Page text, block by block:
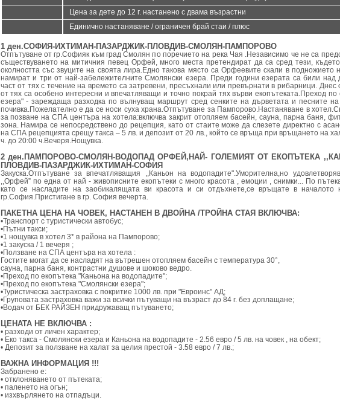
Цена за дете до 12 г. настанено с двама възрастни
Единично настаняване / ограничен брай стаи / плюс
1 ден.СОФИЯ-ИХТИМАН-ПАЗАРДЖИК-ПЛОВДИВ-СМОЛЯН-ПАМПОРОВО
Отпътуване от гр.Софияк към град Смолян по поречието на река Чая .Независимо че не са
съществуването на митичния певец Орфей, много места претендират да са сред тези,
околността със звуците на своята лира.Едно такова място са Орфеевите скали в
намират и три от най-забележителните Смолянски езера. Преди години езерата са били над
част от тях с течение на времето са затревени, пресъхнали или превърнати в рибарници. Днес
от тях са особено интересни и впечатляващи и точно покрай тях върви екопътеката.Преход по
езера" - зареждаща разходка по вълнуващ маршрут сред сенките на дърветата и песните
почивка.Пожелателно е да се носи суха храна.Отпътуване за Пампорово.Настаняване в
за позване на СПА центъра на хотела:включва закрит отопляем басейн, сауна, парна баня,
зона. Намира се непосредствено до рецепция, като от стаите може да слезете директно с
на СПА рецепцията срещу такса – 5 лв. и депозит от 20 лв., който се връща при връщането на
ч. до 20:00 ч.Вечеря.Нощувка.
2 ден.ПАМПОРОВО-СМОЛЯН-ВОДОПАД ОРФЕЙ,НАЙ- ГОЛЕМИЯТ ОТ ЕКОПЪТЕКА
ПЛОВДИВ-ПАЗАРДЖИК-ИХТИМАН-СОФИЯ
Закуска.Отпътуване за впечатляващия ,,Каньон на водопадите".Уморителна,но
,,Орфей” по една от най - живописните екопътеки с много красота , емоции , снимки... По
като се насладите на заобикалящата ви красота и си отдъхнете,се връщате в началото
гр.София.Пристигане в гр. София вечерта.
ПАКЕТНА ЦЕНА НА ЧОВЕК, НАСТАНЕН В ДВОЙНА /ТРОЙНА СТАЯ ВКЛЮЧВА:
•Транспорт с туристически автобус;
•Пътни такси;
•1 нощувка в хотел 3* в района на Пампорово;
•1 закуска / 1 вечеря ;
•Ползване на СПА центъра на хотела :
Гостите могат да се насладят на вътрешен отопляем басейн с температура 30°,
сауна, парна баня, контрастни душове и шоково ведро.
•Преход по екопътека "Каньона на водопадите";
•Преход по екопътека "Смолянски езера";
•Туристическа застраховка с покритие 1000 лв. при "Евроинс" АД;
•Груповата застраховка важи за всички пътуващи на възраст до 84 г. без доплащане;
•Водач от БЕК РАЙЗЕН придружаващ пътуването;
ЦЕНАТА НЕ ВКЛЮЧВА :
• разходи от личен характер;
• Еко такса - Смолянски езера и Каньона на водопадите - 2.56 евро / 5 лв. на човек , на обект;
• Депозит за ползване на халат за целия престой - 3.58 евро / 7 лв.;
ВАЖНА ИНФОРМАЦИЯ !!!
Забранено е:
• отклоняването от пътеката;
• паленето на огън;
• изхвърлянето на отпадъци.